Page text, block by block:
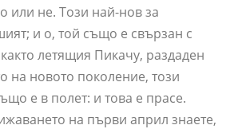
или не. Този най-нов за
и о, той също е свързан с
летящия Пикачу, раздаден
на новото поколение, този
е в полет: и това е прасе.
на първи април знаете,